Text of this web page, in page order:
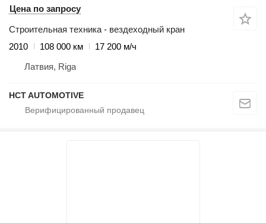
Цена по запросу
Строительная техника - вездеходный кран
2010
108 000 км
17 200 м/ч
Латвия, Riga
HCT AUTOMOTIVE